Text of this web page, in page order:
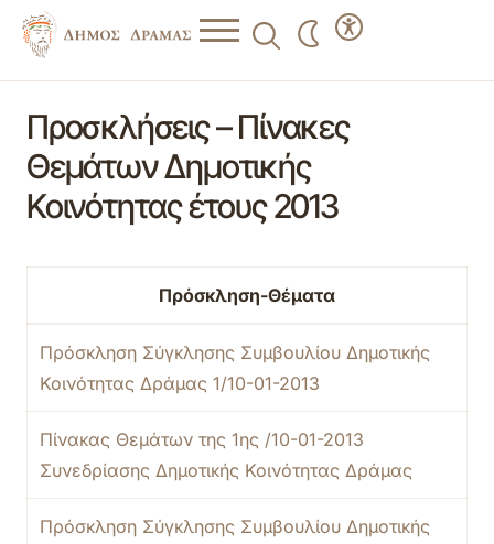
Προσκλήσεις – Πίνακες
Θεμάτων Δημοτικής
Κοινότητας έτους 2013
Πρόσκληση-Θέματα
Πρόσκληση Σύγκλησης Συμβουλίου Δημοτικής
Κοινότητας Δράμας 1/10-01-2013
Πίνακας Θεμάτων της 1ης /10-01-2013
Συνεδρίασης Δημοτικής Κοινότητας Δράμας
Πρόσκληση Σύγκλησης Συμβουλίου Δημοτικής